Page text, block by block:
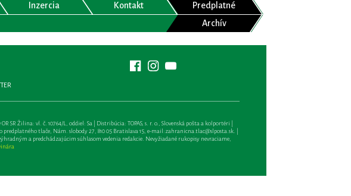
Inzercia Kontakt
Predplatné
Archív
SR Žilina: vl. č. 10764/L, oddiel: Sa | Distribúcia: TOPAS, s. r. o., Slovenská pošta a kolportéri |
tlače, Nám. slobody 27, 810 05 Bratislava 15, e-mail:zahranicna.tlac@slposta.sk. |
a predchádzajúcim súhlasom vedenia redakcie. Nevyžiadané rukopisy nevraciame,